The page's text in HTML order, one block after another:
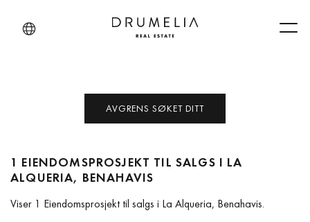
AVGRENS SØKET DITT
1 EIENDOMSPROSJEKT TIL SALGS I LA
ALQUERIA, BENAHAVIS
Viser 1 Eiendomsprosjekt til salgs i La Alqueria, Benahavis.